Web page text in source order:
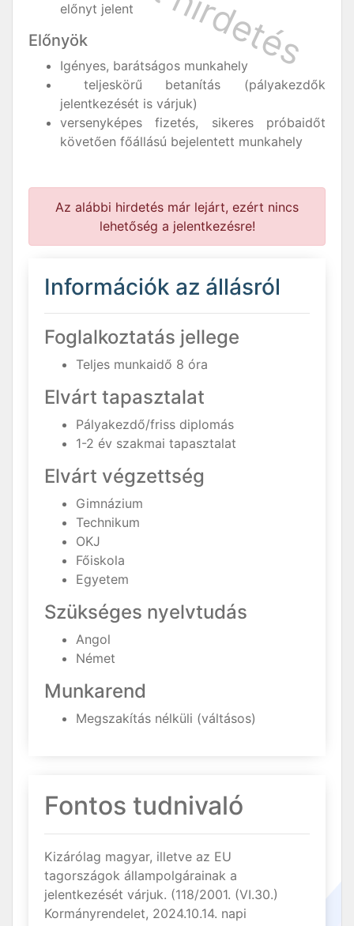
előnyt jelent
Előnyök
Igényes, barátságos munkahely
teljeskörű betanítás (pályakezdők
jelentkezését is várjuk)
versenyképes fizetés, sikeres próbaidőt
követően főállású bejelentett munkahely
Az alábbi hirdetés már lejárt, ezért nincs
lehetőség a jelentkezésre!
Információk az állásról
Foglalkoztatás jellege
Teljes munkaidő 8 óra
Elvárt tapasztalat
Pályakezdő/friss diplomás
1-2 év szakmai tapasztalat
Elvárt végzettség
Gimnázium
Technikum
OKJ
Főiskola
Egyetem
Szükséges nyelvtudás
Angol
Német
Munkarend
Megszakítás nélküli (váltásos)
Fontos tudnivaló
Kizárólag magyar, illetve az EU
tagországok állampolgárainak a
jelentkezését várjuk. (118/2001. (VI.30.)
Kormányrendelet, 2024.10.14. napi